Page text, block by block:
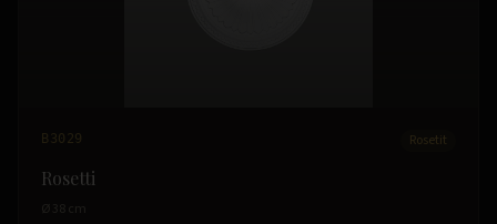
B3029 Rosetit
Rosetti
Ø 38 cm